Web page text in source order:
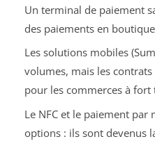
Un terminal de paiement
des paiements en
Les solutions mobiles
volumes, mais les
pour les commerces à fort
Le NFC et le paiement par
options : ils sont devenus